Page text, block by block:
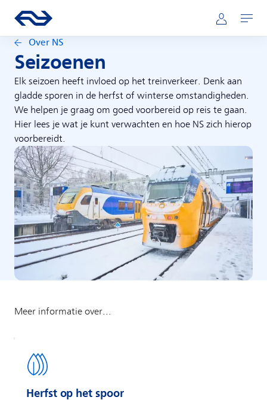
Hoofdnavigatie
Ga naar de homepage van ns.nl Mijn NS
Openen
Over NS
Seizoenen
Elk seizoen heeft invloed op het treinverkeer. Denk aan
gladde sporen in de herfst of winterse omstandigheden.
We helpen je graag om goed voorbereid op reis te gaan.
Hier lees je wat je kunt verwachten en hoe NS zich hierop
voorbereidt.
Herfst op het spoor